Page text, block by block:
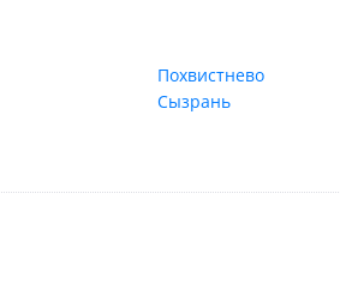
Похвистнево
Сызрань